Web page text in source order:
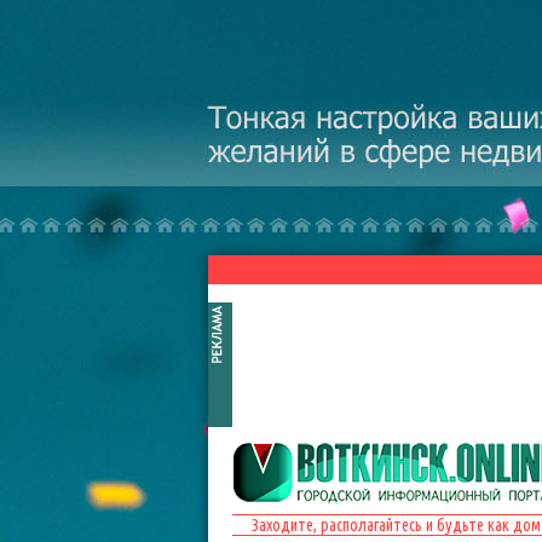
Заходите, располагайтесь и будьте как